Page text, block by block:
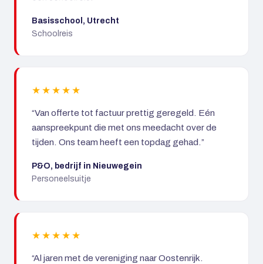
Basisschool, Utrecht
Schoolreis
★★★★★
“Van offerte tot factuur prettig geregeld. Eén
aanspreekpunt die met ons meedacht over de
tijden. Ons team heeft een topdag gehad.”
P&O, bedrijf in Nieuwegein
Personeelsuitje
★★★★★
“Al jaren met de vereniging naar Oostenrijk.